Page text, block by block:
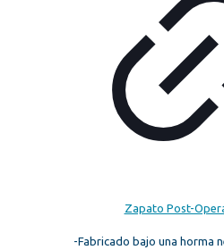
Zapato Post-
-Fabricado bajo una horma